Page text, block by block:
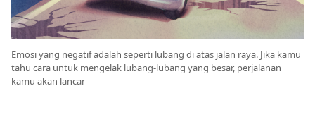
Emosi yang negatif adalah seperti lubang di atas jalan raya. Jika kamu
tahu cara untuk mengelak lubang-lubang yang besar, perjalanan
kamu akan lancar